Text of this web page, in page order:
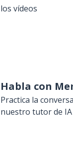
los vídeos
Habla con
Practica la
nuestro tutor de IA